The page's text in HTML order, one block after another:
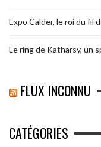
Expo Calder, le roi du fil
Le ring de Katharsy, un
FLUX INCONNU
CATÉGORIES